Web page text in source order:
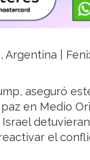
Argentina |
aseguró
en Medio
el